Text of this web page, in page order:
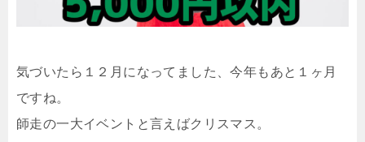
気づいたら１２月になってました、今年もあと１ヶ月
ですね。
師走の一大イベントと言えばクリスマス。